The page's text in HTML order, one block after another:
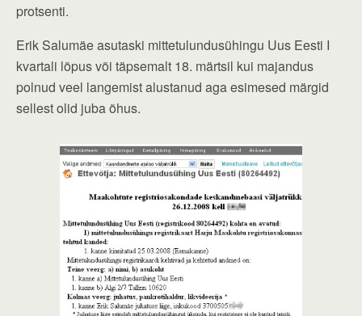
protsenti.
Erik Salumäe asutaski mittetulundusühingu Uus Eesti I
kvartali lõpus või täpsemalt 18. märtsil kui majandus
polnud veel langemist alustanud aga esimesed märgid
sellest olid juba õhus.